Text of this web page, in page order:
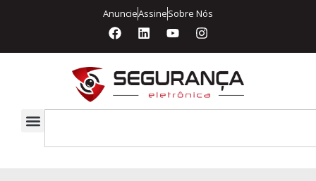
AnuncieAssineSobre Nós